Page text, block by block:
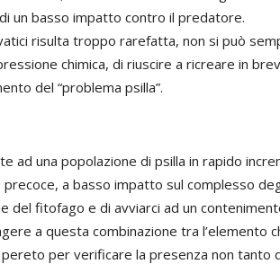
un basso impatto contro il predatore.
risulta troppo rarefatta, non si può
chimica, di riuscire a ricreare in
del “problema psilla”.
ad una popolazione di psilla in rapido
a basso impatto sul complesso
del fitofago e di avviarci ad un
a questa combinazione tra l’elemento
per verificare la presenza non tanto